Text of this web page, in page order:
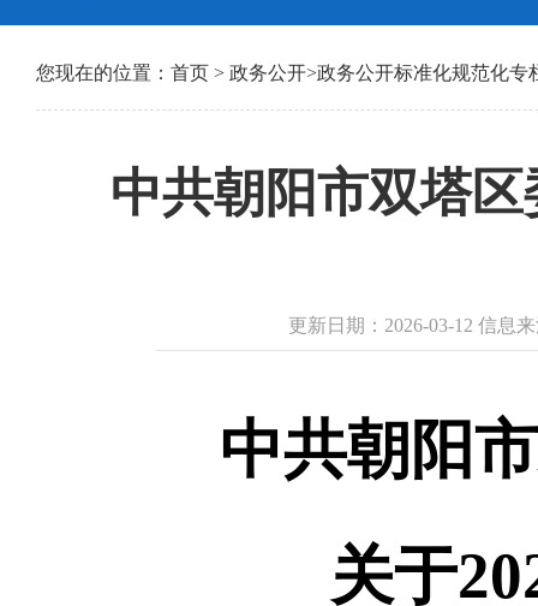
您现在的位置： 首页 > 政务公开>政务公开标准化规范化专
中共朝阳市双塔
更新日期：2026-03-12 信息
中共朝阳
关于